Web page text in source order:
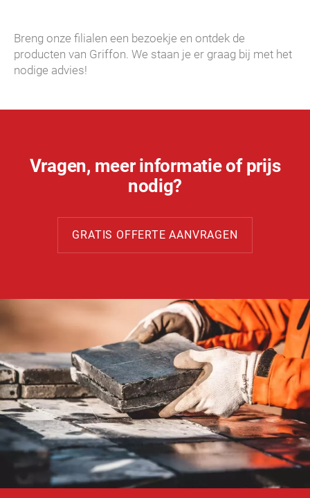
Breng onze filialen een bezoekje en ontdek de
producten van Griffon. We staan je er graag bij met het
nodige advies!
Vragen, meer informatie of prijs
nodig?
GRATIS OFFERTE AANVRAGEN